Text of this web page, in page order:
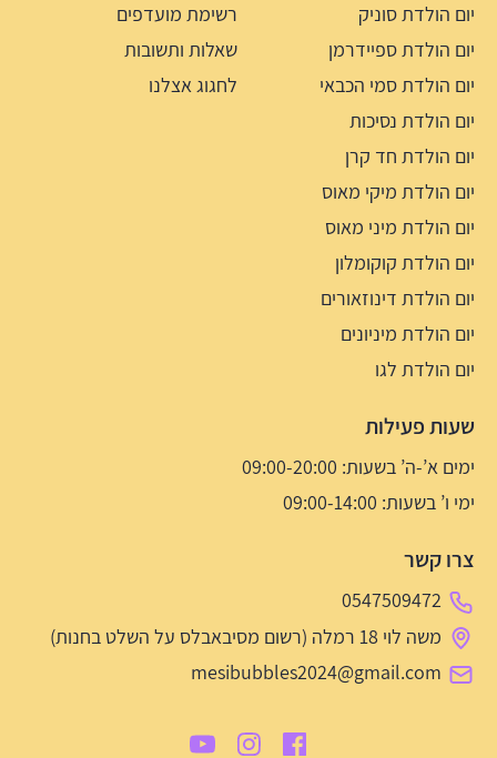
יום הולדת סוניק
יום הולדת ספיידרמן
יום הולדת סמי הכבאי
יום הולדת נסיכות
יום הולדת חד קרן
יום הולדת מיקי מאוס
יום הולדת מיני מאוס
יום הולדת קוקומלון
יום הולדת דינוזאורים
יום הולדת מיניונים
יום הולדת לגו
רשימת מועדפים
שאלות ותשובות
לחגוג אצלנו
שעות פעילות
ימים א’-ה’ בשעות: 09:00-20:00
ימי ו’ בשעות: 09:00-14:00
צרו קשר
0547509472
משה לוי 18 רמלה (רשום מסיבאבלס על השלט בחנות)
mesibubbles2024@gmail.com